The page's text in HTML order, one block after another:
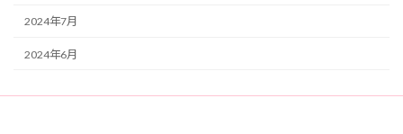
2024年7月
2024年6月